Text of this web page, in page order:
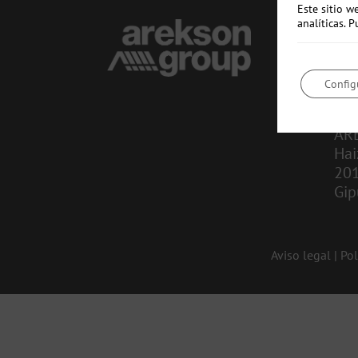
Aviso legal |
Este sitio
analíticas.